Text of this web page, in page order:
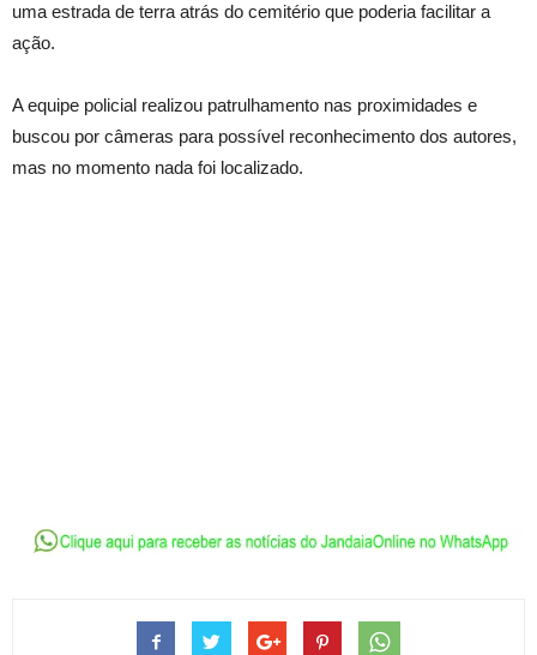
uma estrada de terra atrás do cemitério que poderia facilitar a
ação.
A equipe policial realizou patrulhamento nas proximidades e
buscou por câmeras para possível reconhecimento dos autores,
mas no momento nada foi localizado.